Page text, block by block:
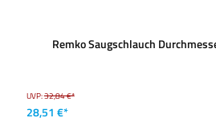
Remko Saugschlauch
UVP:32,84 €*
28,51 €*